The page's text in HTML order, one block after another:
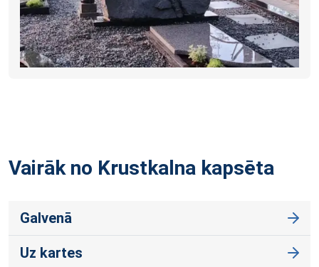
Vairāk no Krustkalna kapsēta
Galvenā
Uz kartes